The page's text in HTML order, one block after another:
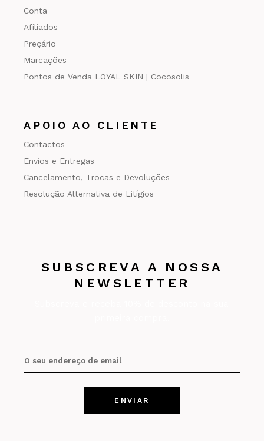
Conta
Afiliados
Preçário
Marcações
Pontos de Venda LOYAL SKIN | Cocosolis
APOIO AO CLIENTE
Contactos
Envios e Entregas
Cancelamento, Trocas e Devoluções
Resolução Alternativa de Litígios
SUBSCREVA A NOSSA
NEWSLETTER